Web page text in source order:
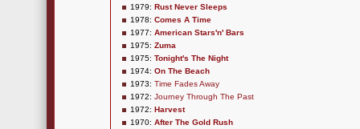
1979: Rust Never Sleeps
1978: Comes A Time
1977: American Stars'n' Bars
1975: Zuma
1975: Tonight's The Night
1974: On The Beach
1973: Time Fades Away
1972: Journey Through The Past
1972: Harvest
1970: After The Gold Rush